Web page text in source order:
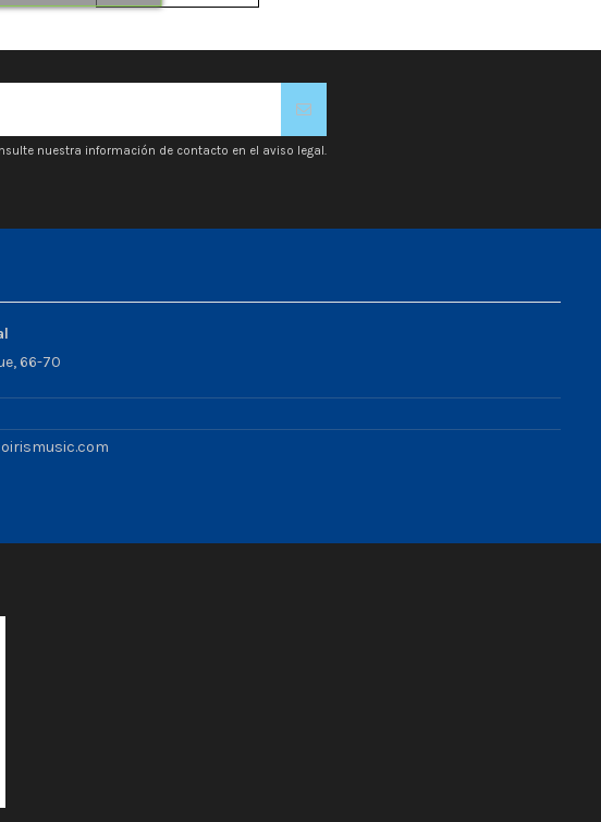
nuestra información de contacto en el aviso legal.
66-70